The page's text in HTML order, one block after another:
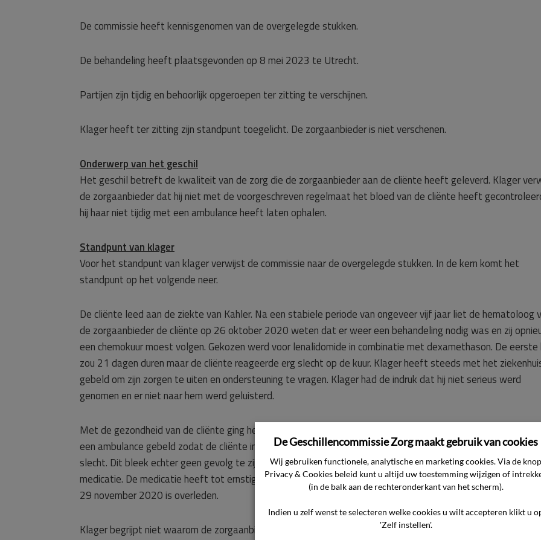
De commissie heeft kennisgenomen van de overgelegde stukken.
De behandeling heeft plaatsgevonden op 8 mei 2023 te Utrecht.
Partijen zijn tijdig en behoorlijk opgeroepen ter zitting te verschijnen.
Klager heeft ter zitting zijn standpunt toegelicht. De zorgaanbieder is niet verschenen.
Onderwerp van het geschil
Het geschil betreft de kwaliteit van de zorg die de zorgaanbieder aan de cliënte heeft geleverd. Klager
de zorgaanbieder dat hij niet met de voorgeschreven regelmaat het bloed van de cliënte heeft
hij haar niet tijdig met een ambulance heeft laten ophalen.
Standpunt van klager
Voor het standpunt van klager verwijst de commissie naar de overgelegde stukken. In de kern komt het
standpunt op het volgende neer.
De cliënte leed aan de ziekte van Kahler. Na een stabiele periode van ongeveer vijf jaar liet de hematoloog
de zorgaanbieder de cliënte op 26 oktober 2020 weten dat er weer een behandeling nodig was en zij
een chemokuur moest volgen. Gekozen werd voor lenalidomide in combinatie met dexamethason. De eerste
zou 21 dagen duren maar de cliënte reageerde erg slecht op de kuur. Klager heeft steeds met het
gebeld om zijn zorgen te uiten en ondersteuning te vragen. Klager had de indruk dat hij niet serieus werd
genomen en er niet naar hem werd geluisterd.
Met de gezondheid van de cliënte ging het steeds slechter. Op 17 november 2020 heeft klager uiteindelijk
een ambulance gebeld zodat de cliënte in het ziekenhuis kon worden gezien. Haar toestand bleek toen zeer
slecht. Dit bleek echter geen gevolg te zijn van de progressie van de ziekte maar van de bijwerkingen van de
medicatie. De medicatie heeft tot ernstig leverfalen geleid waardoor de cliënte op
29 november 2020 is overleden.
Klager begrijpt niet waarom de zorgaanbieder de gevolgen van de toediening van de medicatie niet beter
De Geschillencommissie Zorg maakt gebruik van cookies
Wij gebruiken functionele, analytische en marketing cookies. Via de knop
Privacy & Cookies beleid kunt u altijd uw toestemming wijzigen of
(in de balk aan de rechteronderkant van het scherm).
Indien u zelf wenst te selecteren welke cookies u wilt accepteren klikt u
'Zelf instellen'.